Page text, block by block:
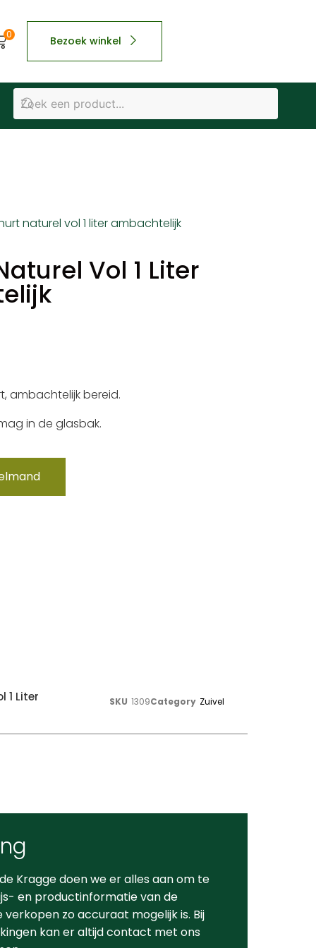
0 Bezoek winkel
naturel vol 1 liter ambachtelijk
Vol 1 Liter
ambachtelijk bereid.
in de glasbak.
1 Liter SKU1309Category Zuivel
Kragge doen we er alles aan om te
en productinformatie van de
zo accuraat mogelijk is. Bij
kan er altijd contact met ons